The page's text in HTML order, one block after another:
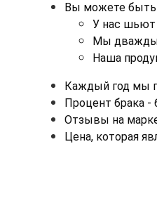
Вы можете быть
У нас шьют
Мы дважды
Наша
Каждый год мы
Процент брака -
Отзывы на
Цена, которая